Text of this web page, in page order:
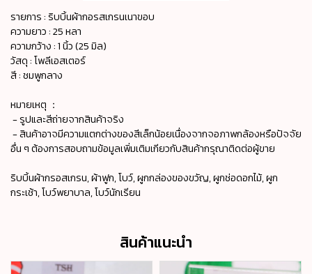
รายการ : ริบบิ้นผ้ากอรสเกรนเนาขอบ
ความยาว : 25 หลา
ความกว้าง : 1 นิ้ว (25 มิล)
วัสดุ : โพลีเอสเตอร์
สี : ชมพูกลาง
หมายเหตุ ：
- รูปและสีถ่ายจากสินค้าจริง
- สินค้าอาจมีความแตกต่างของสีเล็กน้อยเนื่องจากจอภาพกล้องหรือปัจจัย
อื่น ๆ ต้องการสอบถามข้อมูลเพิ่มเติมเกียวกับสินค้ากรุณาติดต่อผู้ขาย
ริบบิ้นผ้ากรอสเกรน, ผ้าฟูก, โบว์, ผูกกล่องของขวัญ, ผูกช่อดอกไม้, ผูก
กระเช้า, โบว์พยาบาล, โบว์นักเรียน
สินค้าแนะนำ